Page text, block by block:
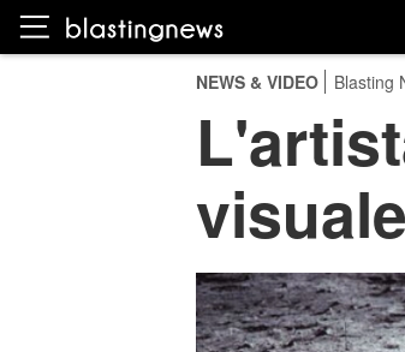
NEWS & VIDEO Blasting